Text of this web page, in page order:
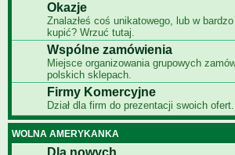
Okazje
Znalazłeś coś unikatowego, lub w
kupić? Wrzuć tutaj.
Wspólne zamówienia
Miejsce organizowania grupowych
polskich sklepach.
Firmy Komercyjne
Dział dla firm do prezentacji swoich ofert.
WOLNA AMERYKANKA
Dla nowych